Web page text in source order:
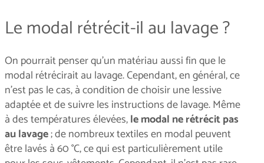
Le modal rétrécit-il au lavage ?
On pourrait penser qu'un matériau aussi fin que le
modal rétrécirait au lavage. Cependant, en général, ce
n’est pas le cas, à condition de choisir une lessive
adaptée et de suivre les instructions de lavage. Même
à des températures élevées,le modal ne rétrécit pas
au lavage; de nombreux textiles en modal peuvent
être lavés à 60 °C, ce qui est particulièrement utile